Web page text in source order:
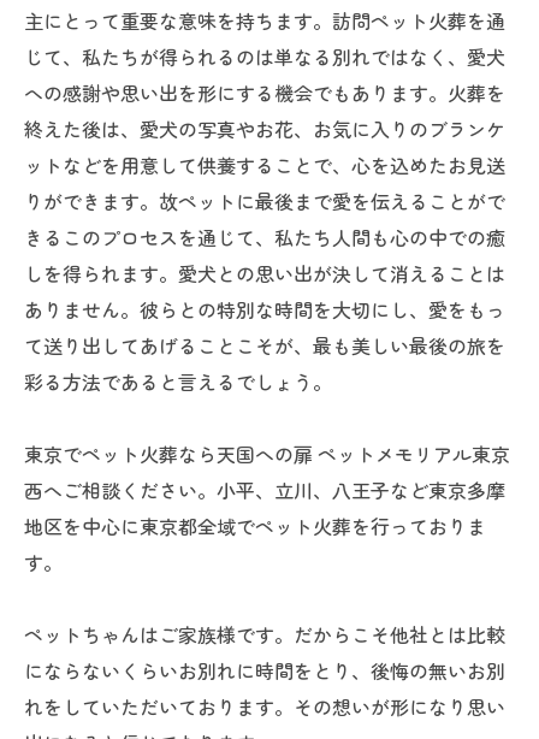
主にとって重要な意味を持ちます。訪問ペット火葬を通
じて、私たちが得られるのは単なる別れではなく、愛犬
への感謝や思い出を形にする機会でもあります。火葬を
終えた後は、愛犬の写真やお花、お気に入りのブランケ
ットなどを用意して供養することで、心を込めたお見送
りができます。故ペットに最後まで愛を伝えることがで
きるこのプロセスを通じて、私たち人間も心の中での癒
しを得られます。愛犬との思い出が決して消えることは
ありません。彼らとの特別な時間を大切にし、愛をもっ
て送り出してあげることこそが、最も美しい最後の旅を
彩る方法であると言えるでしょう。
東京でペット火葬なら天国への扉 ペットメモリアル東京
西へご相談ください。小平、立川、八王子など東京多摩
地区を中心に東京都全域でペット火葬を行っておりま
す。
ペットちゃんはご家族様です。だからこそ他社とは比較
にならないくらいお別れに時間をとり、後悔の無いお別
れをしていただいております。その想いが形になり思い